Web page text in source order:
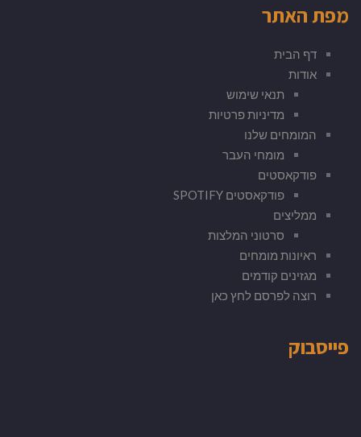
מפת האתר
דף הבית
אודות
תנאי שימוש
מדיניות פרטיות
המומחים שלנו
מומחי העבר
פודקאסטים
פודקאסטים SPOTIFY
ממליצים
סרטוני המלצות
ראיונות מומחים
מגזינים קודמים
רוצה לפרסם לחץ כאן
פייסבוק